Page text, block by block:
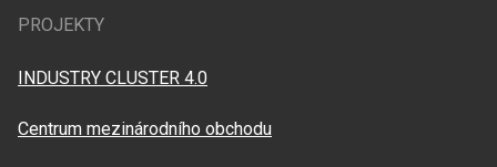
PROJEKTY
INDUSTRY CLUSTER 4.0
Centrum mezinárodního obchodu